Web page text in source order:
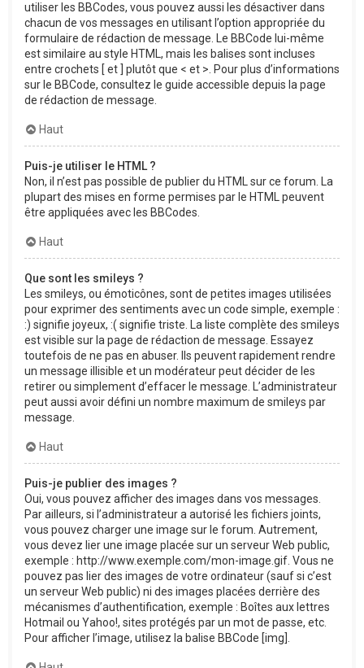
utiliser les BBCodes, vous pouvez aussi les désactiver dans
chacun de vos messages en utilisant l’option appropriée du
formulaire de rédaction de message. Le BBCode lui-même
est similaire au style HTML, mais les balises sont incluses
entre crochets [ et ] plutôt que < et >. Pour plus d’informations
sur le BBCode, consultez le guide accessible depuis la page
de rédaction de message.
Haut
Puis-je utiliser le HTML ?
Non, il n’est pas possible de publier du HTML sur ce forum. La
plupart des mises en forme permises par le HTML peuvent
être appliquées avec les BBCodes.
Haut
Que sont les smileys ?
Les smileys, ou émoticônes, sont de petites images utilisées
pour exprimer des sentiments avec un code simple, exemple :
:) signifie joyeux, :( signifie triste. La liste complète des smileys
est visible sur la page de rédaction de message. Essayez
toutefois de ne pas en abuser. Ils peuvent rapidement rendre
un message illisible et un modérateur peut décider de les
retirer ou simplement d’effacer le message. L’administrateur
peut aussi avoir défini un nombre maximum de smileys par
message.
Haut
Puis-je publier des images ?
Oui, vous pouvez afficher des images dans vos messages.
Par ailleurs, si l’administrateur a autorisé les fichiers joints,
vous pouvez charger une image sur le forum. Autrement,
vous devez lier une image placée sur un serveur Web public,
exemple : http://www.exemple.com/mon-image.gif. Vous ne
pouvez pas lier des images de votre ordinateur (sauf si c’est
un serveur Web public) ni des images placées derrière des
mécanismes d’authentification, exemple : Boîtes aux lettres
Hotmail ou Yahoo!, sites protégés par un mot de passe, etc.
Pour afficher l’image, utilisez la balise BBCode [img].